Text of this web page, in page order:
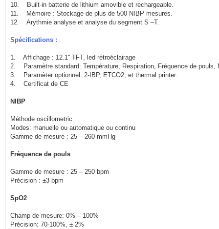
10. Built-in batterie de lithium amovible et rechargeable.
11. Mémoire : Stockage de plus de 500 NIBP mesures.
12. Arythmie analyse et analyse du segment S –T.
Spécifications :
1. Affichage : 12.1'' TFT, led rétroéclairage
2. Paramètre standard: Température, Respiration, Fréquence de pouls,
3. Paramèter optionnel: 2-IBP, ETCO2, et thermal printer.
4. Certificat de CE
NIBP
Méthode oscillometric
Modes: manuelle ou automatique ou continu
Gamme de mesure : 25 – 260 mmHg
Fréquence de pouls
Gamme de mesure : 25 – 250 bpm
Précision : ±3 bpm
SpO2
Champ de mesure: 0% – 100%
Précision: 70-100%, ± 2%